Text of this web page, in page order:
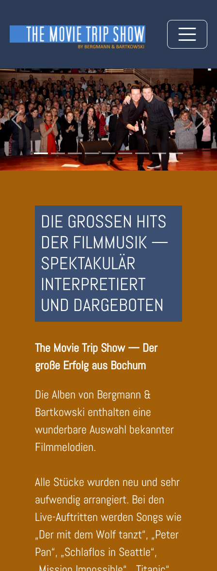
DIE GROSSEN HITS
DER FILMMUSIK —
SPEKTAKULÄR
INTERPRETIERT
UND DARGEBOTEN
The Movie Trip Show — Der
große Erfolg aus Bochum
Die Alben von Bergmann &
Bartkowski enthalten eine
wunderbare Auswahl bekannter
Filmmelodien.
Alle Stücke wurden neu und sehr
aufwendig arrangiert. Bei den
Live-Auftritten werden Songs wie
„Der mit dem Wolf tanzt“, „Peter
Pan“, „Schlaflos in Seattle“,
„Mission Impossible“, „Titanic“,